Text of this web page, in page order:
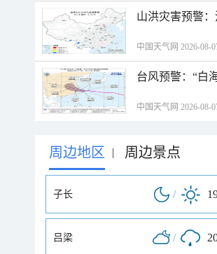
山洪灾害预警
中国天气网 2026-08-
台风预警：“白
中国天气网 2026-08-
周边地区 | 周边景点
子长 /
吕梁 /